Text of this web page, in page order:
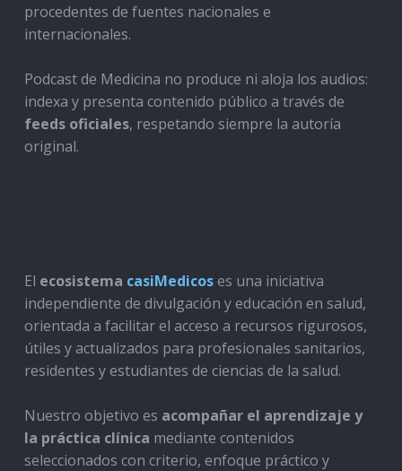
procedentes de fuentes nacionales e
internacionales.
Podcast de Medicina no produce ni aloja los audios:
indexa y presenta contenido público a través de
feeds oficiales, respetando siempre la autoría
original.
El ecosistema casiMedicoses una iniciativa
independiente de divulgación y educación en salud,
orientada a facilitar el acceso a recursos rigurosos,
útiles y actualizados para profesionales sanitarios,
residentes y estudiantes de ciencias de la salud.
Nuestro objetivo es acompañar el aprendizaje y
la práctica clínica mediante contenidos
seleccionados con criterio, enfoque práctico y